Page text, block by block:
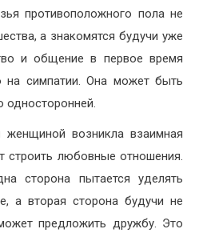
противоположного пола не
а знакомятся будучи уже
и общение в первое время
на симпатии. Она может быть
односторонней.
возникла взаимная
строить любовные отношения.
сторона пытается уделять
а вторая сторона будучи не
предложить дружбу. Это